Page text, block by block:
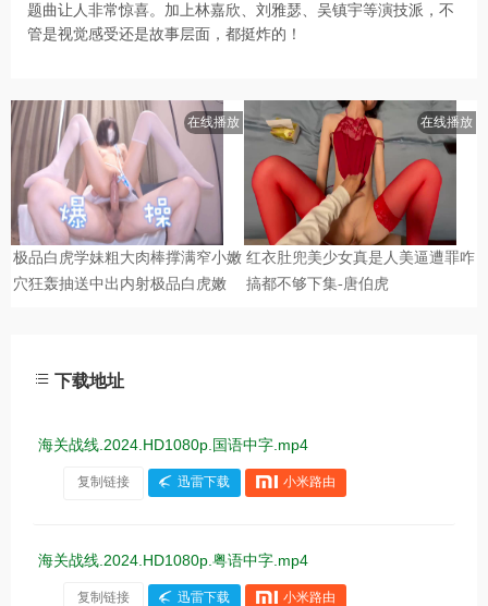
题曲让人非常惊喜。加上林嘉欣、刘雅瑟、吴镇宇等演技派，不
管是视觉感受还是故事层面，都挺炸的！
下载地址
海关战线.2024.HD1080p.国语中字.mp4
复制链接 迅雷下载 小米路由
海关战线.2024.HD1080p.粤语中字.mp4
复制链接 迅雷下载 小米路由